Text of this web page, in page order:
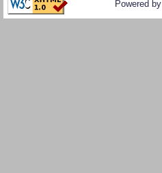
Powered by